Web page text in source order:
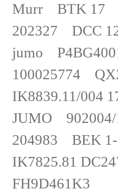
Murr
202327
jumo
100025774
IK8839.11/
JUMO
204983
IK7825.81